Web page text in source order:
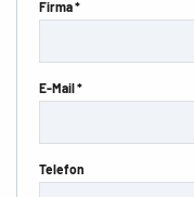
Firma *
E-Mail *
Telefon